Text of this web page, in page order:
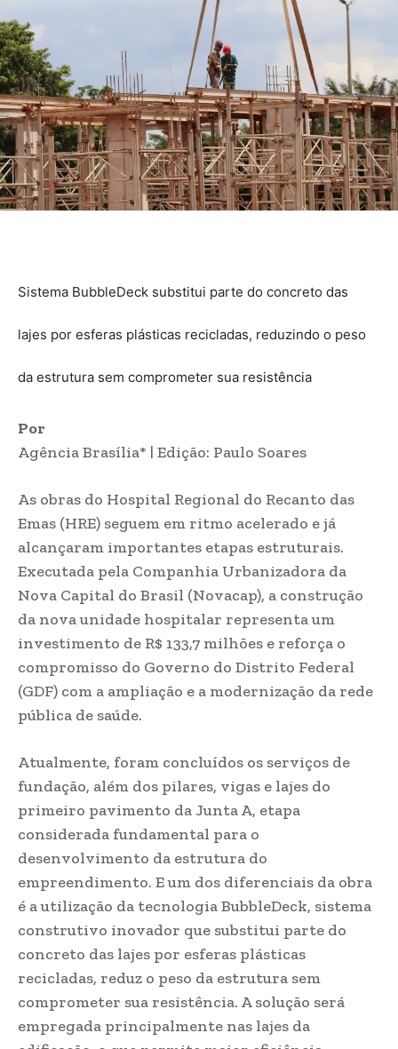
Sistema BubbleDeck substitui parte do concreto das
lajes por esferas plásticas recicladas, reduzindo o peso
da estrutura sem comprometer sua resistência
Por
Agência Brasília* | Edição: Paulo Soares
As obras do Hospital Regional do Recanto das
Emas (HRE) seguem em ritmo acelerado e já
alcançaram importantes etapas estruturais.
Executada pela Companhia Urbanizadora da
Nova Capital do Brasil (Novacap), a construção
da nova unidade hospitalar representa um
investimento de R$ 133,7 milhões e reforça o
compromisso do Governo do Distrito Federal
(GDF) com a ampliação e a modernização da rede
pública de saúde.
Atualmente, foram concluídos os serviços de
fundação, além dos pilares, vigas e lajes do
primeiro pavimento da Junta A, etapa
considerada fundamental para o
desenvolvimento da estrutura do
empreendimento. E um dos diferenciais da obra
é a utilização da tecnologia BubbleDeck, sistema
construtivo inovador que substitui parte do
concreto das lajes por esferas plásticas
recicladas, reduz o peso da estrutura sem
comprometer sua resistência. A solução será
empregada principalmente nas lajes da